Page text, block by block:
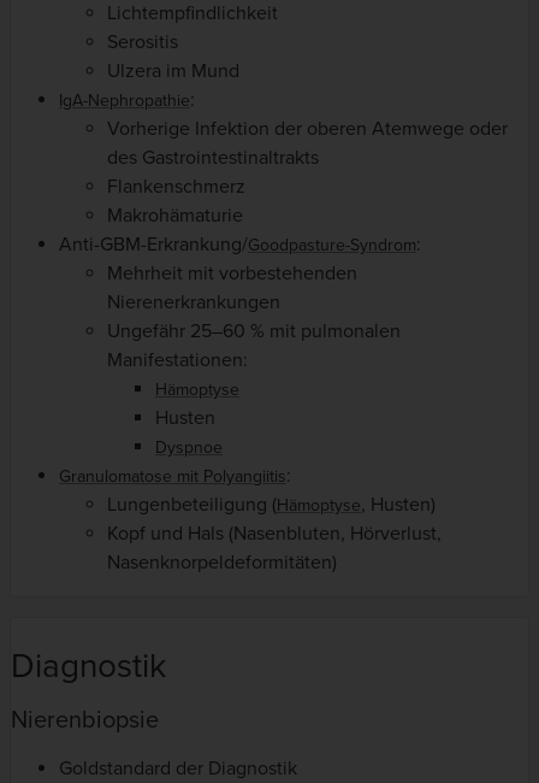
Lichtempfindlichkeit
Serositis
Ulzera im Mund
IgA-Nephropathie:
Vorherige Infektion der oberen Atemwege oder
des Gastrointestinaltrakts
Flankenschmerz
Makrohämaturie
Anti-GBM-Erkrankung/Goodpasture-Syndrom:
Mehrheit mit vorbestehenden
Nierenerkrankungen
Ungefähr 25–60 % mit pulmonalen
Manifestationen:
Hämoptyse
Husten
Dyspnoe
Granulomatose mit Polyangiitis:
Lungenbeteiligung (Hämoptyse, Husten)
Kopf und Hals (Nasenbluten, Hörverlust,
Nasenknorpeldeformitäten)
Diagnostik
Nierenbiopsie
Goldstandard der Diagnostik